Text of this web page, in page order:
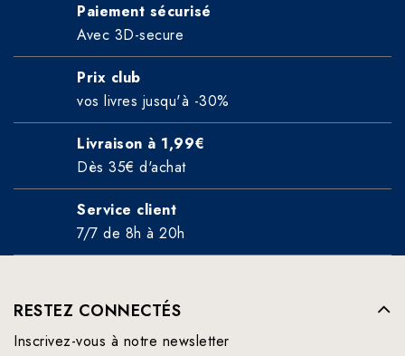
Paiement sécurisé
Avec 3D-secure
Prix club
vos livres jusqu'à -30%
Livraison à 1,99€
Dès 35€ d'achat
Service client
7/7 de 8h à 20h
RESTEZ CONNECTÉS
Inscrivez-vous à notre newsletter